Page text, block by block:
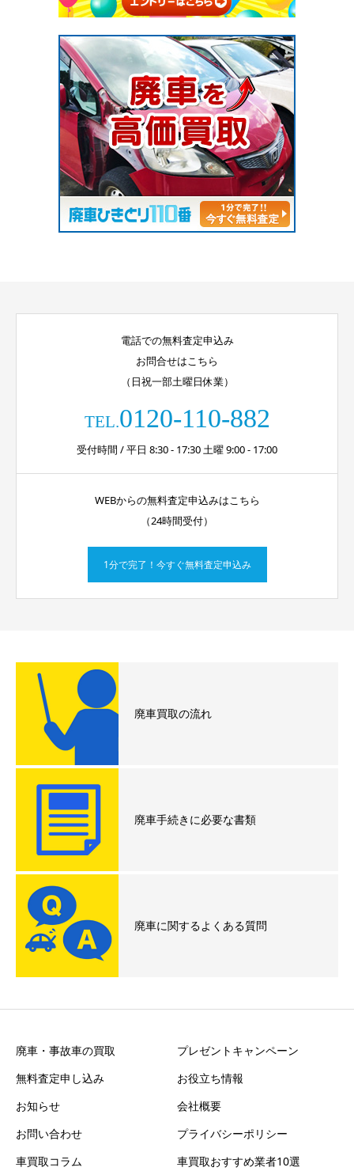
電話での無料査定申込み
お問合せはこちら
（日祝一部土曜日休業）
TEL.0120-110-882
受付時間 / 平日 8:30 - 17:30 土曜 9:00 - 17:00
WEBからの無料査定申込みはこちら
（24時間受付）
1分で完了！今すぐ無料査定申込み
廃車買取の流れ
廃車手続きに必要な書類
廃車に関するよくある質問
廃車・事故車の買取
プレゼントキャンペーン
無料査定申し込み
お役立ち情報
お知らせ
会社概要
お問い合わせ
プライバシーポリシー
車買取コラム
車買取おすすめ業者10選